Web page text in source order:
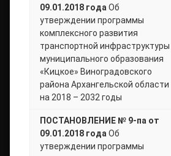
09.01.2018 года Об
утверждении программы
комплексного развития
транспортной инфраструктуры
муниципального образования
«Кицкое» Виноградовского
района Архангельской области
на 2018 – 2032 годы
ПОСТАНОВЛЕНИЕ № 9-па от
09.01.2018 года Об
утверждении программы